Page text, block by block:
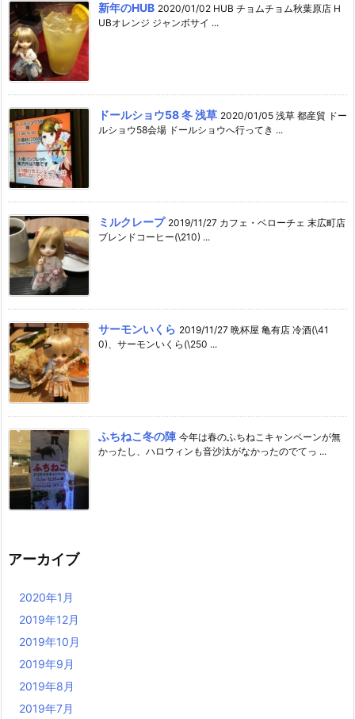
新年のHUB 2020/01/02 HUB チョムチョム秋葉原店 H
UBオレンジ ジャンボサイ ...
ドールショウ58 冬 浅草 2020/01/05 浅草 都産貿 ドー
ルショウ58会場 ドールショウへ行ってき ...
ミルクレープ 2019/11/27 カフェ・ベローチェ 末広町店
ブレンドコーヒー(\210) ...
サーモンいくら 2019/11/27 晩杯屋 亀有店 冷酒(\41
0)、サーモンいくら(\250 ...
ふちねこ冬の陣 今年は春のふちねこキャンペーンが無
かったし、ハロウィンも音沙汰がなかったのでてっ ...
アーカイブ
2020年1月
2019年12月
2019年10月
2019年9月
2019年8月
2019年7月